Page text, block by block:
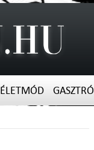
ÉLETMÓD GASZTRÓ